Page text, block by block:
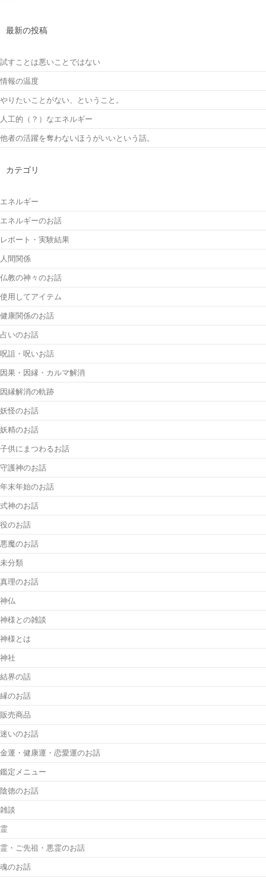
最新の投稿
試すことは悪いことではない
情報の温度
やりたいことがない、ということ。
人工的（？）なエネルギー
他者の活躍を奪わないほうがいいという話。
カテゴリ
エネルギー
エネルギーのお話
レポート・実験結果
人間関係
仏教の神々のお話
使用してアイテム
健康関係のお話
占いのお話
呪詛・呪いお話
因果・因縁・カルマ解消
因縁解消の軌跡
妖怪のお話
妖精のお話
子供にまつわるお話
守護神のお話
年末年始のお話
式神のお話
役のお話
悪魔のお話
未分類
真理のお話
神仏
神様との雑談
神様とは
神社
結界の話
縁のお話
販売商品
迷いのお話
金運・健康運・恋愛運のお話
鑑定メニュー
陰徳のお話
雑談
霊
霊・ご先祖・悪霊のお話
魂のお話